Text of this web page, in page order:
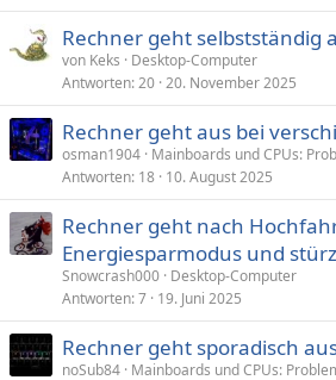
Rechner geht selbstständig
von Keks
Desktop-Computer
Antworten 20 20. November 2025
Rechner geht aus bei
osman1904 Mainboards und CPUs:
Antworten 18 10. August 2025
Rechner geht nach
Energiesparmodus und
Snowcrash000 Desktop-Computer
Antworten 7 19. Juni 2025
Rechner geht sporadisch
noSub84 Mainboards und CPUs: